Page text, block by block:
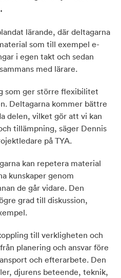
lärande, där deltagarna
som till exempel e-
i egen takt och sedan
med lärare.
som ger större flexibilitet
Deltagarna kommer bättre
delen, vilket gör att vi kan
tillämpning, säger Dennis
på TYA.
kan repetera material
kunskaper genom
de går vidare. Den
grad till diskussion,
till verkligheten och
planering och ansvar före
och efterarbete. Den
djurens beteende, teknik,